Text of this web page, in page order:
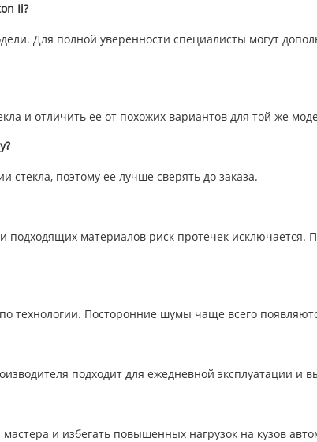
Ii?
Для полной уверенности специалисты могут
и отличить ее от похожих вариантов для той же
стекла, поэтому ее лучше сверять до заказа.
материалов риск протечек исключается.
технологии. Посторонние шумы чаще всего
подходит для ежедневной эксплуатации и
и избегать повышенных нагрузок на кузов